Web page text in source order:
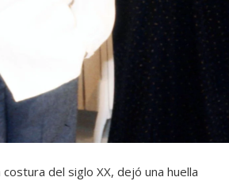
del siglo XX, dejó una huella